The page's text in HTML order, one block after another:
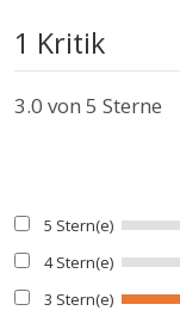
1 Kritik
3.0 von 5 Sterne
5 Stern(e)
4 Stern(e)
3 Stern(e)